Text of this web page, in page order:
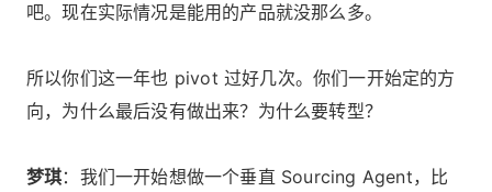
吧。现在实际情况是能用的产品就没那么多。
所以你们这一年也 pivot 过好几次。你们一开始定的方
向，为什么最后没有做出来？为什么要转型？
梦琪：我们一开始想做一个垂直 Sourcing Agent，比